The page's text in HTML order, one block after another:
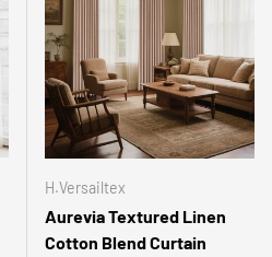
H.Versailtex
Aurevia Textured Linen
Cotton Blend Curtain